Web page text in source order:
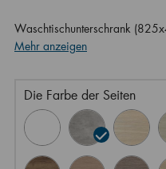
Waschtischunterschrank
Mehr anzeigen
Die Farbe der Seiten